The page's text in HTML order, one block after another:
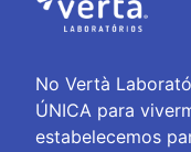
No Vertà
ÚNICA para
estabelecemos